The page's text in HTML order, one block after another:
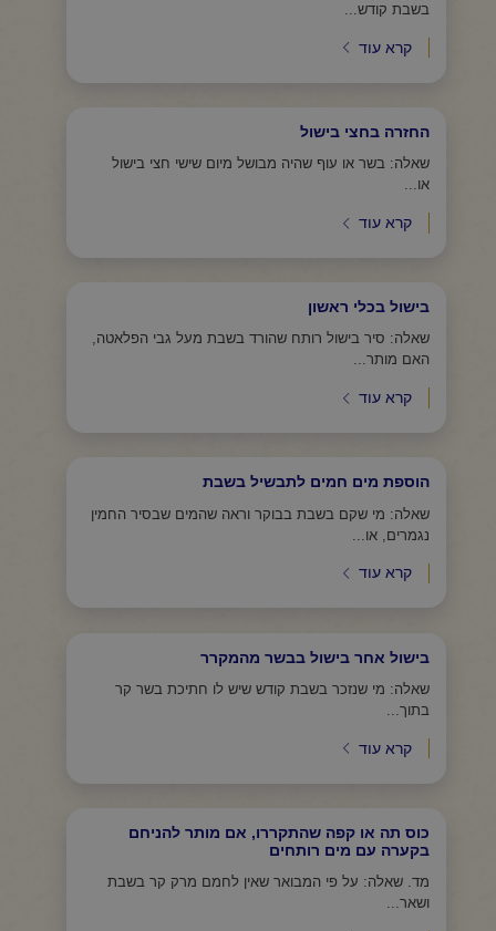
בשבת קודש...
קרא עוד
החזרה בחצי בישול
שאלה: בשר או עוף שהיה מבושל מיום שישי חצי בישול
או...
קרא עוד
בישול בכלי ראשון
שאלה: סיר בישול רותח שהורד בשבת מעל גבי הפלאטה,
האם מותר...
קרא עוד
הוספת מים חמים לתבשיל בשבת
שאלה: מי שקם בשבת בבוקר וראה שהמים שבסיר החמין
נגמרים, או...
קרא עוד
בישול אחר בישול בבשר מהמקרר
שאלה: מי שנזכר בשבת קודש שיש לו חתיכת בשר קר
בתוך...
קרא עוד
כוס תה או קפה שהתקררו, אם מותר להניחם
בקערה עם מים רותחים
מד. שאלה: על פי המבואר שאין לחמם מרק קר בשבת
ושאר...